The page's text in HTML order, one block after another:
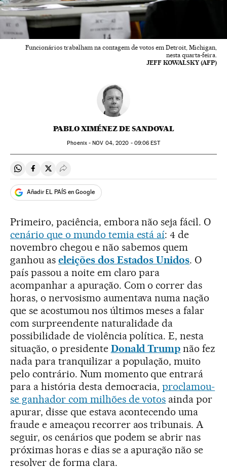
Funcionários trabalham na contagem de votos em Detroit, Michigan,
nesta quarta-feira.
JEFF KOWALSKY (AFP)
PABLO XIMÉNEZ DE SANDOVAL
Phoenix -NOV 04, 2020 - 09:06 EST
Compartir en Whatsapp
Compartir en Facebook
Compartir en Twitter
Desplegar Redes Sociales
Añadir EL PAÍS en Google
Primeiro, paciência, embora não seja fácil. O
cenário que o mundo temia está aí: 4 de
novembro chegou e não sabemos quem
ganhou as eleições dos Estados Unidos. O
país passou a noite em claro para
acompanhar a apuração. Com o correr das
horas, o nervosismo aumentava numa nação
que se acostumou nos últimos meses a falar
com surpreendente naturalidade da
possibilidade de violência política. E, nesta
situação, o presidente Donald Trump não fez
nada para tranquilizar a população, muito
pelo contrário. Num momento que entrará
para a história desta democracia,proclamou-
se ganhador com milhões de votos ainda por
apurar, disse que estava acontecendo uma
fraude e ameaçou recorrer aos tribunais. A
seguir, os cenários que podem se abrir nas
próximas horas e dias se a apuração não se
resolver de forma clara.